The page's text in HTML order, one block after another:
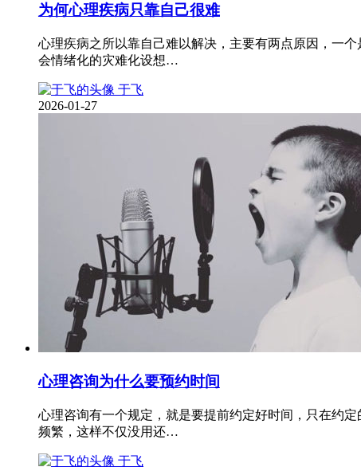
为何心理疾病只靠自己很难
心理疾病之所以靠自己难以解决，主要有两点原因，一
会情绪化的灾难化设想…
于飞
2026-01-27
心理咨询为什么要预约时间
心理咨询有一个规定，就是要提前约定好时间，只在约
频繁，这样不仅没用还…
于飞